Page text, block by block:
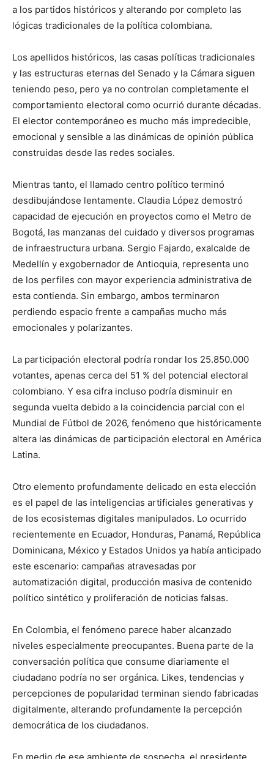
a los partidos históricos y alterando por completo las
lógicas tradicionales de la política colombiana.
Los apellidos históricos, las casas políticas tradicionales
y las estructuras eternas del Senado y la Cámara siguen
teniendo peso, pero ya no controlan completamente el
comportamiento electoral como ocurrió durante décadas.
El elector contemporáneo es mucho más impredecible,
emocional y sensible a las dinámicas de opinión pública
construidas desde las redes sociales.
Mientras tanto, el llamado centro político terminó
desdibujándose lentamente. Claudia López demostró
capacidad de ejecución en proyectos como el Metro de
Bogotá, las manzanas del cuidado y diversos programas
de infraestructura urbana. Sergio Fajardo, exalcalde de
Medellín y exgobernador de Antioquia, representa uno
de los perfiles con mayor experiencia administrativa de
esta contienda. Sin embargo, ambos terminaron
perdiendo espacio frente a campañas mucho más
emocionales y polarizantes.
La participación electoral podría rondar los 25.850.000
votantes, apenas cerca del 51 % del potencial electoral
colombiano. Y esa cifra incluso podría disminuir en
segunda vuelta debido a la coincidencia parcial con el
Mundial de Fútbol de 2026, fenómeno que históricamente
altera las dinámicas de participación electoral en América
Latina.
Otro elemento profundamente delicado en esta elección
es el papel de las inteligencias artificiales generativas y
de los ecosistemas digitales manipulados. Lo ocurrido
recientemente en Ecuador, Honduras, Panamá, República
Dominicana, México y Estados Unidos ya había anticipado
este escenario: campañas atravesadas por
automatización digital, producción masiva de contenido
político sintético y proliferación de noticias falsas.
En Colombia, el fenómeno parece haber alcanzado
niveles especialmente preocupantes. Buena parte de la
conversación política que consume diariamente el
ciudadano podría no ser orgánica. Likes, tendencias y
percepciones de popularidad terminan siendo fabricadas
digitalmente, alterando profundamente la percepción
democrática de los ciudadanos.